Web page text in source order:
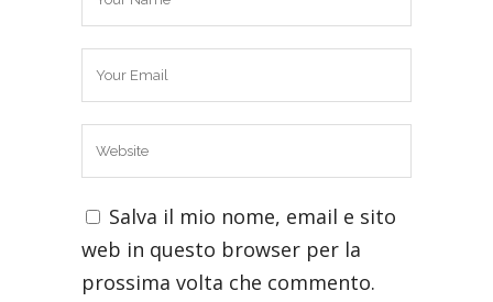
Salva il mio nome, email e sito
web in questo browser per la
prossima volta che commento.